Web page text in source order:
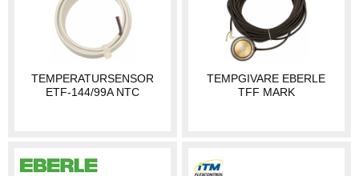
TEMPERATURSENSOR
ETF-144/99A NTC
TEMPGIVARE EBERLE
TFF MARK